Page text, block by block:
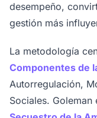
desempeño,
gestión más
La metodología
Componentes de
Autorregulación,
Sociales.